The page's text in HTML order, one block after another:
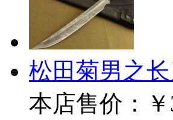
松田菊男之
本店售价：